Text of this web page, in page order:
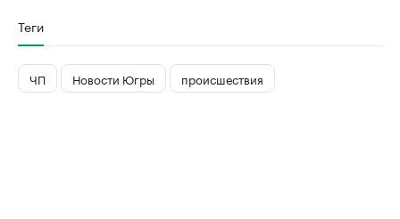
Теги
ЧП Новости Югры происшествия